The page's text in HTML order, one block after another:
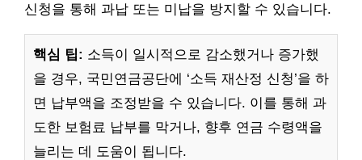
신청을 통해 과납 또는 미납을 방지할 수 있습니다.
핵심 팁: 소득이 일시적으로 감소했거나 증가했
을 경우, 국민연금공단에 ‘소득 재산정 신청’을 하
면 납부액을 조정받을 수 있습니다. 이를 통해 과
도한 보험료 납부를 막거나, 향후 연금 수령액을
늘리는 데 도움이 됩니다.